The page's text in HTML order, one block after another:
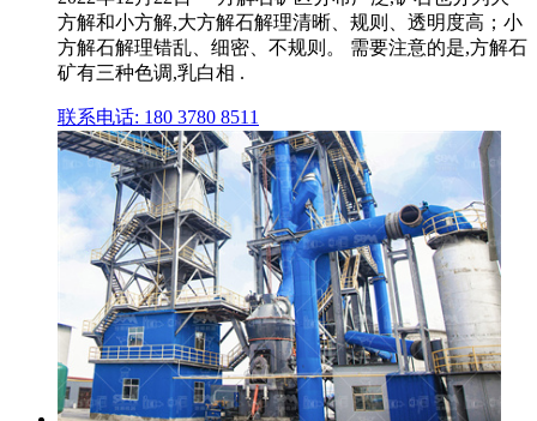
方解和小方解,大方解石解理清晰、规则、透明度高；小
方解石解理错乱、细密、不规则。 需要注意的是,方解石
矿有三种色调,乳白相 .
联系电话: 180 3780 8511